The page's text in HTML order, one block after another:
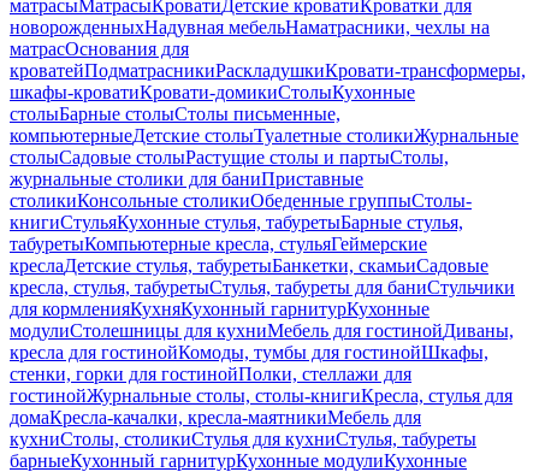
матрасыМатрасыКроватиДетские кроватиКроватки для
новорожденныхНадувная мебельНаматрасники, чехлы на
матрасОснования для
кроватейПодматрасникиРаскладушкиКровати-трансформеры,
шкафы-кроватиКровати-домикиСтолыКухонные
столыБарные столыСтолы письменные,
компьютерныеДетские столыТуалетные столикиЖурнальные
столыСадовые столыРастущие столы и партыСтолы,
журнальные столики для баниПриставные
столикиКонсольные столикиОбеденные группыСтолы-
книгиСтульяКухонные стулья, табуретыБарные стулья,
табуретыКомпьютерные кресла, стульяГеймерские
креслаДетские стулья, табуретыБанкетки, скамьиСадовые
кресла, стулья, табуретыСтулья, табуреты для баниСтульчики
для кормленияКухняКухонный гарнитурКухонные
модулиСтолешницы для кухниМебель для гостинойДиваны,
кресла для гостинойКомоды, тумбы для гостинойШкафы,
стенки, горки для гостинойПолки, стеллажи для
гостинойЖурнальные столы, столы-книгиКресла, стулья для
домаКресла-качалки, кресла-маятникиМебель для
кухниСтолы, столикиСтулья для кухниСтулья, табуреты
барныеКухонный гарнитурКухонные модулиКухонные